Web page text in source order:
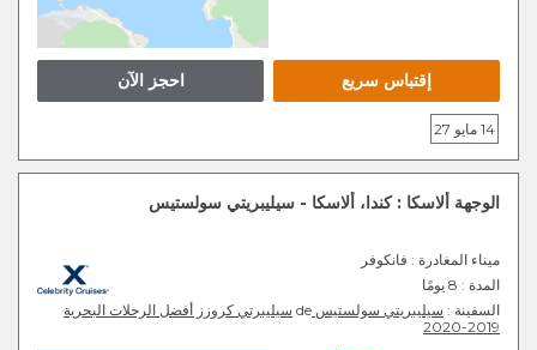
احجز الآن إقتباس سريع
14 مايو 27
الوجهة ألاسكا : كندا، ألاسكا - سيليبريتي سولستيس
ميناء المغادرة : فانكوفر
المدة : 8 يومًا
السفينة : سيليبريتي سولستيس de سيليبرتي كروزز أفضل الرحلات البحرية
2019-2020